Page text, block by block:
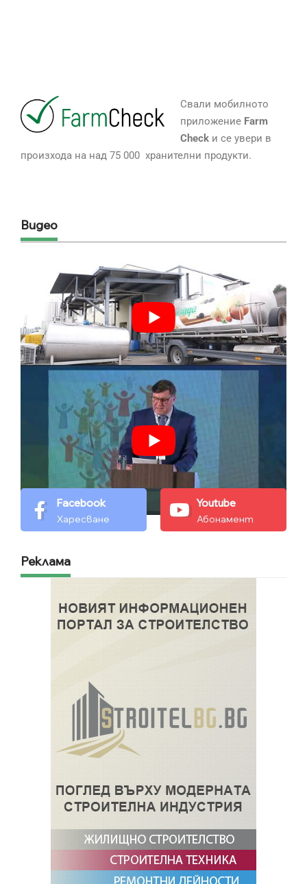
Свали мобилното
приложение Farm
Checkи се увери в
произхода на над 75 000 хранителни продукти.
Видео
Facebook
Харесване
Youtube
Абонамент
Реклама